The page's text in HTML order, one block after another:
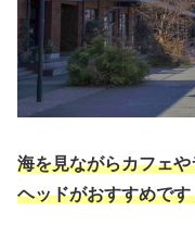
海を見ながらカフェ
ヘッドがおすすめです